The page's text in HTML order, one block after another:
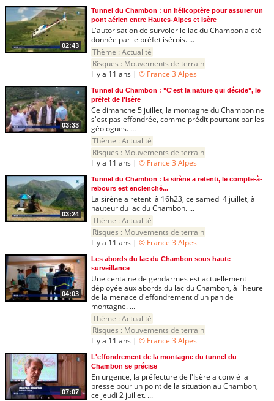
02:43
Tunnel du Chambon : un hélicoptère pour assurer un
pont aérien entre Hautes-Alpes et Isère
L'autorisation de survoler le lac du Chambon a été
donnée par le préfet isérois. ...
Thème : Actualité
Risques : Mouvements de terrain
Il y a 11 ans | © France 3 Alpes
03:33
Tunnel du Chambon : "C'est la nature qui décide", le
préfet de l'Isère
Ce dimanche 5 juillet, la montagne du Chambon ne
s'est pas effondrée, comme prédit pourtant par les
géologues. ...
Thème : Actualité
Risques : Mouvements de terrain
Il y a 11 ans | © France 3 Alpes
03:24
Tunnel du Chambon : la sirène a retenti, le compte-à-
rebours est enclenché...
La sirène a retenti à 16h23, ce samedi 4 juillet, à
hauteur du lac du Chambon. ...
Thème : Actualité
Risques : Mouvements de terrain
Il y a 11 ans | © France 3 Alpes
04:03
Les abords du lac du Chambon sous haute
surveillance
Une centaine de gendarmes est actuellement
déployée aux abords du lac du Chambon, à l'heure
de la menace d'effondrement d'un pan de
montagne. ...
Thème : Actualité
Risques : Mouvements de terrain
Il y a 11 ans | © France 3 Alpes
07:07
L'effondrement de la montagne du tunnel du
Chambon se précise
En urgence, la préfecture de l'Isère a convié la
presse pour un point de la situation au Chambon,
ce jeudi 2 juillet. ...